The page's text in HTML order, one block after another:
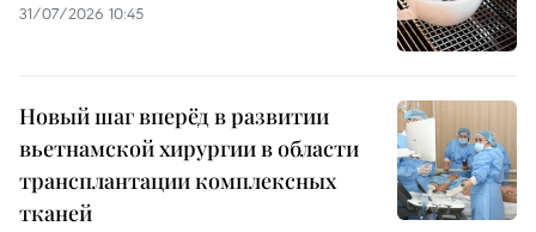
31/07/2026 10:45
Новый шаг вперёд в развитии
вьетнамской хирургии в области
трансплантации комплексных
тканей